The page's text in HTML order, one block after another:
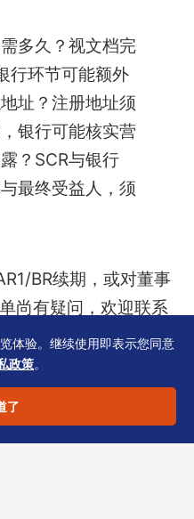
需多久？视文档完
行环节可能额外
址？注册地址须
银行可能核实营
？SCR与银行
最终受益人，须
BR续期，或对董事
尚有疑问，欢迎联系
审服务，助您一次性
般信息参考，不构成
体验。继续使用即表示您同意
政策。
了